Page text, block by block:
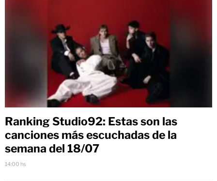
Ranking Studio92: Estas son las
canciones más escuchadas de la
semana del 18/07
14:00 hs